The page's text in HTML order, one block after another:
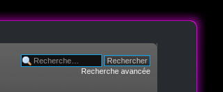
Recherche avancée